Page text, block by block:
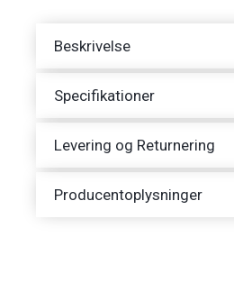
Beskrivelse
Specifikationer
Levering og Returnering
Producentoplysninger